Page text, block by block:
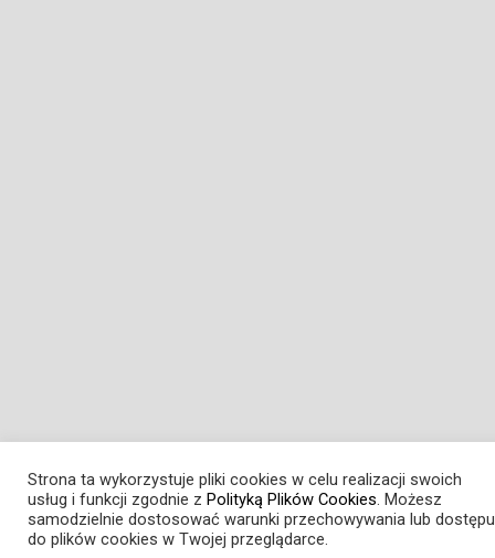
Strona ta wykorzystuje pliki cookies w celu realizacji swoich
usług i funkcji zgodnie z Polityką Plików Cookies. Możesz
samodzielnie dostosować warunki przechowywania lub dostępu
do plików cookies w Twojej przeglądarce.